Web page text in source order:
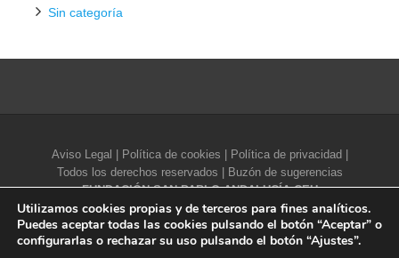
Sin categoría
Aviso Legal Política de cookies Política de privacidad
Todos los derechos reservados |
Buzón de sugerencias
FUNDACIÓN SAN PABLO ANDALUCÍA CEU
Campus Universitario CEU Andalucía. Glorieta de Ángel
Herrera Oria, s/n - 41930 Bormujos (Sevilla, España)
Utilizamos cookies propias y de terceros para fines analíticos.
Puedes aceptar todas las cookies pulsando el botón “Aceptar” o
configurarlas o rechazar su uso pulsando el botón “Ajustes”.